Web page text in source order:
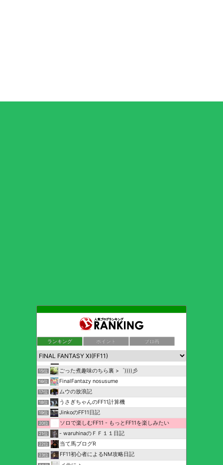
ランキング ポイント ブロ画
13位 Tibital(ちびたる)のメモ帳
14位 FF11人生を捧げるブログ
15位 ごった煮趣味のちら裏 >゜))))彡
16位 FinalFantazy nosusume
17位 ムウの放浪記
18位 うさぎちゃんのFF11計算機
19位 JinkoのFF11日記
20位 ソロで楽しむFF11 - もっとFF11を楽しみたい
21位 - waruhinaのＦＦ１１日記
22位 当て馬ブログR
23位 FF11初心者によるNM攻略日記